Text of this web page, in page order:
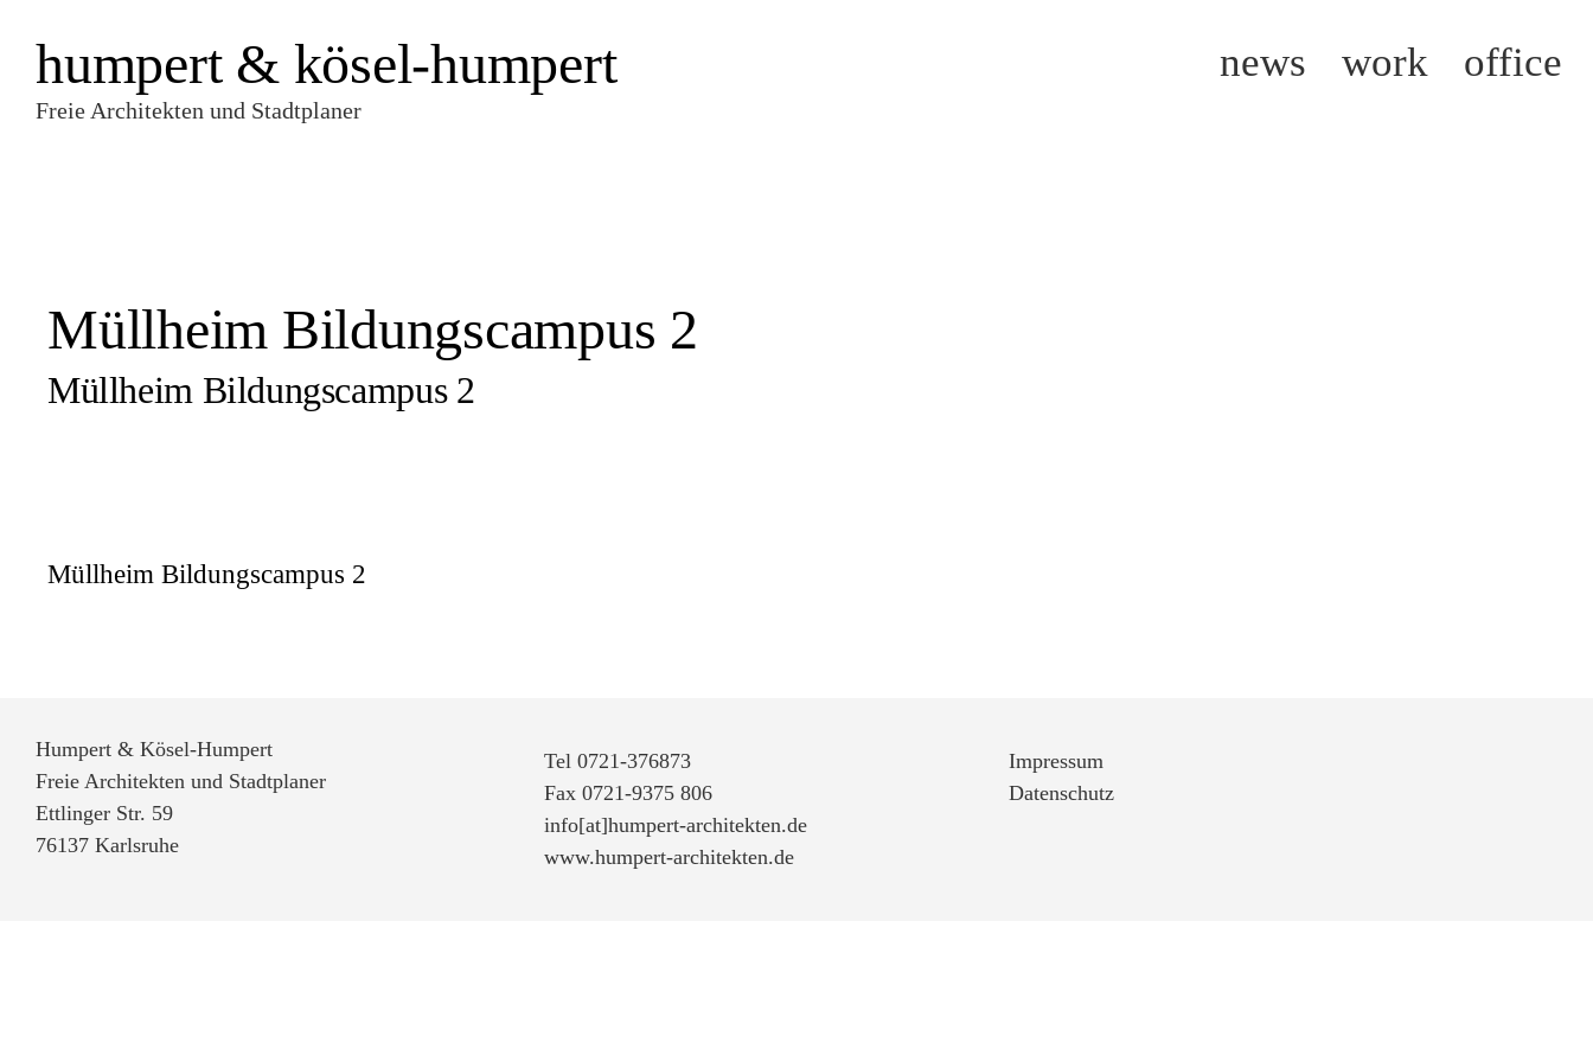
humpert & kösel-humpert
Freie Architekten und Stadtplaner
news work office
Müllheim Bildungscampus 2
Müllheim Bildungscampus 2
Müllheim Bildungscampus 2
Humpert & Kösel-Humpert
Freie Architekten und Stadtplaner
Ettlinger Str. 59
76137 Karlsruhe
Tel 0721-376873
Fax 0721-9375 806
info[at]humpert-architekten.de
www.humpert-architekten.de
Impressum
Datenschutz